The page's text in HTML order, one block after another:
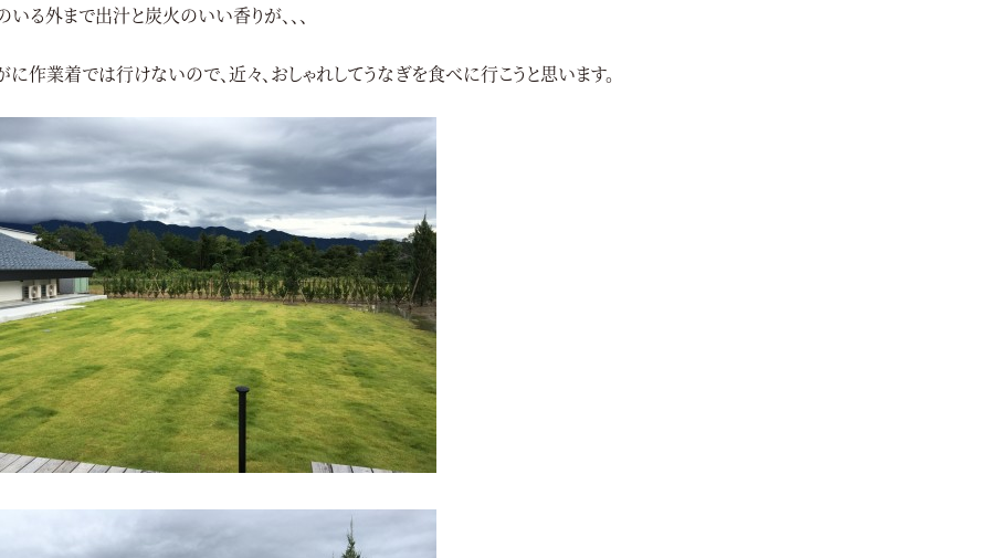
いる外まで出汁と炭火のいい香りが、、、
に作業着では行けないので、近々、おしゃれしてうなぎを食べに行こうと思います。